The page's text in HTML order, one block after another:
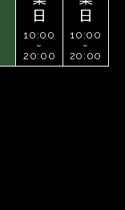
日
10:00
~
20:00
日
10:00
~
20:00